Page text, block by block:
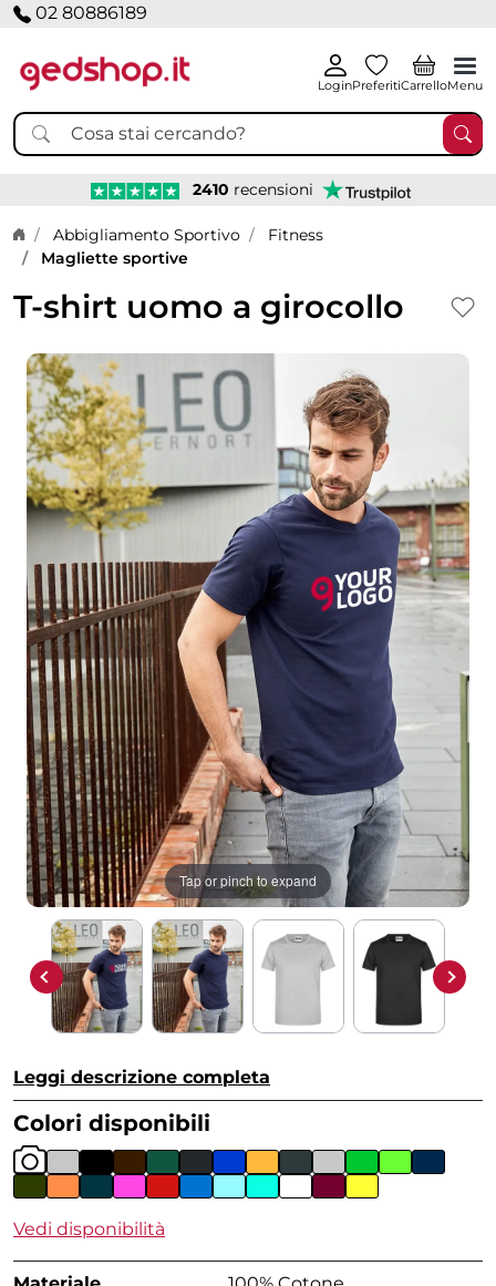
02 80886189
LoginPreferitiCarrelloMenu
2410 recensioni
Home page
Abbigliamento Sportivo
Fitness
Magliette sportive
T-shirt uomo a girocollo
Tap or pinch to expand
Leggi descrizione completa
Colori disponibili
Vedi disponibilità